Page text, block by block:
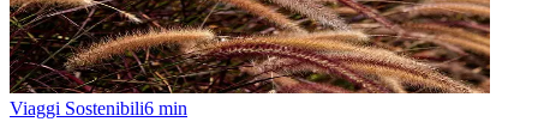
Viaggi Sostenibili6 min